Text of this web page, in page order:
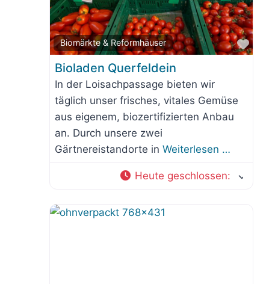
Biomärkte & Reformhäuser
Bioladen Querfeldein
In der Loisachpassage bieten wir
täglich unser frisches, vitales Gemüse
aus eigenem, biozertifizierten Anbau
an. Durch unsere zwei
Gärtnereistandorte inWeiterlesen …
Heute geschlossen: